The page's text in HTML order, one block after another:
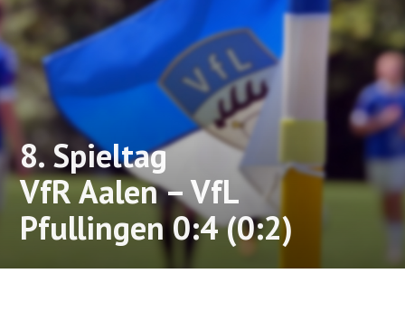
Abteilung
8. Spieltag
VfR Aalen – VfL
Pfullingen 0:4 (0:2)